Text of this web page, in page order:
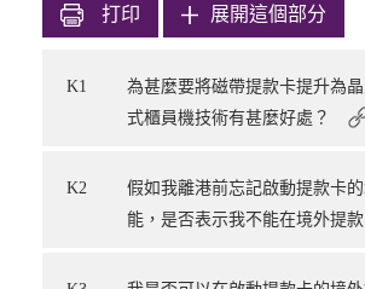
打印 展開這個部分
K1
為甚麼要將磁帶提款卡提升為
式櫃員機技術有甚麼好處？
K2
假如我離港前忘記啟動提款卡
能，是否表示我不能在境外提款